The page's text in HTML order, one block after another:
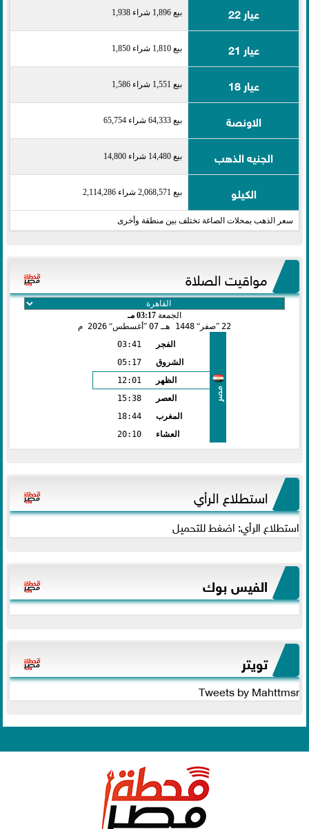
عيار 22 بيع 1,896 شراء 1,938
عيار 21 بيع 1,810 شراء 1,850
عيار 18 بيع 1,551 شراء 1,586
الاونصة بيع 64,333 شراء 65,754
الجنيه الذهب بيع 14,480 شراء 14,800
الكيلو بيع 2,068,571 شراء 2,114,286
سعر الذهب بمحلات الصاغة تختلف بين منطقة وأخرى
مواقيت الصلاة
الجمعة 03:17 مـ
22
صفر 1448 هـ 07 أغسطس 2026 م
مصر
الفجر
03:41
الشروق
05:17
الظهر
12:01
العصر
15:38
المغرب
18:44
العشاء
20:10
استطلاع الرأي
استطلاع الرأي: اضغط للتحميل
الفيس بوك
تويتر
Tweets by Mahttmsr